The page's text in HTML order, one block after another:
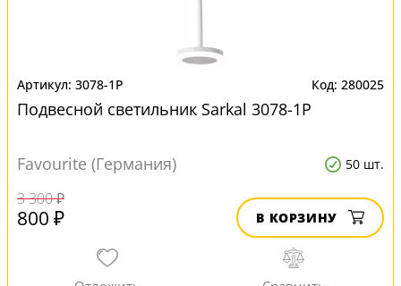
3078-1P 280025
Подвесной светильник Sarkal 3078-1P
Favourite (Германия) 50 шт.
3 300 ₽
800 ₽ В КОРЗИНУ